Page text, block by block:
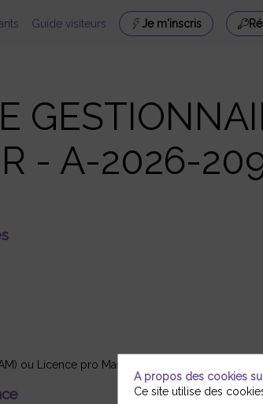
Guide visiteurs Je m'inscris
- A-2026-
ou Licence pro Management et gestion des
A propos des cookies
Ce site utilise des